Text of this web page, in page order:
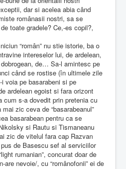
dar si acelea abia când
românasii nostri, sa se
toate gradele? Ce,-es copil?,
“român” nu stie istorie, ba o
intereselor lui, de ardelean,
de… Sa-l amintesc pe
când se rostise (în ultimele zile
voia pe basarabeni si pe
ardelean egoist si fara orizont
cum s-a dovedit prin pretenia cu
zic ceva de “basarabeanul”
basarabean pentru ca se
si Rautu si Tismaneanu
zic de vitelul fara cap Razvan
de Basescu sef al serviciilor
rumanian”, concurat doar de
nevoie/, cu “românofonii” ei de